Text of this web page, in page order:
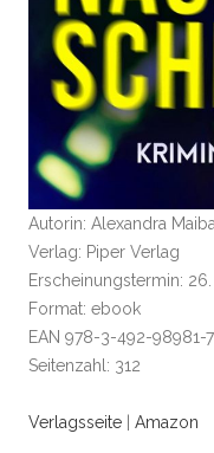
Autorin: Alexandra
Verlag: Piper Verlag
Erscheinungstermin:
Format: ebook
EAN 978-3-492-98981-7
Seitenzahl: 312
Verlagsseite | Amazon